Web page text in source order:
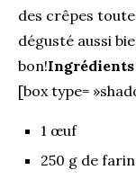
des crêpes
dégusté aussi
bon!Ingrédients
[box type=
1 œuf
250 g de